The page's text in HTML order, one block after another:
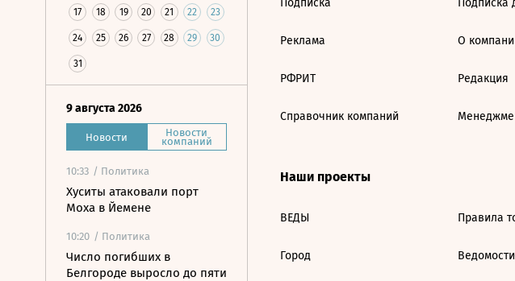
17 18 19 20 21 22 23
24 25 26 27 28 29 30
31
9 августа 2026
Новости Новости
компаний
10:33 / Политика
Хуситы атаковали порт
Моха в Йемене
10:20 / Политика
Число погибших в
Белгороде выросло до пяти
Подписка
Реклама
РФРИТ
Справочник компаний
Подписка
О
Редакция
Наши проекты
ВЕДЫ
Город
Правила